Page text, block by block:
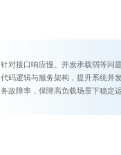
针对接口响应慢、并发承载弱等问
代码逻辑与服务架构，提升系统并
务故障率，保障高负载场景下稳定运